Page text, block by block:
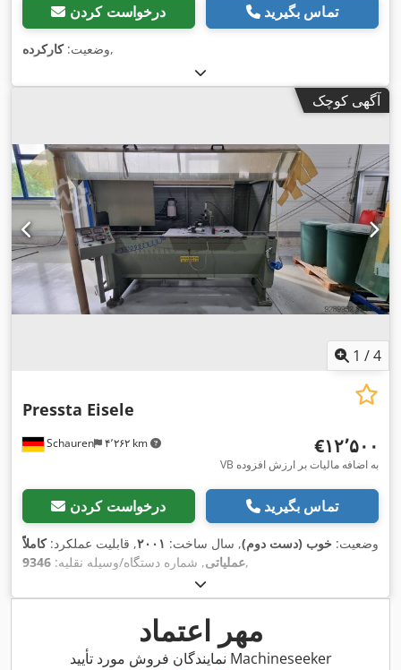
درخواست کردن تماس بگیرید
وضعیت:کارکرده ,
آگهی کوچک
1 /4
Schauren ۴٬۲۶۲ km
Pressta Eisele
‎€۱۲٬۵۰۰
VB به اضافه مالیات بر ارزش افزوده
درخواست کردن تماس بگیرید
وضعیت: خوب (دست دوم), سال ساخت: ۲۰۰۱, قابلیت عملکرد:کاملاً
عملیاتی, شماره دستگاه/وسیله نقلیه: 9346 ,
مهر اعتماد
نمایندگان فروش مورد تأیید Machineseeker